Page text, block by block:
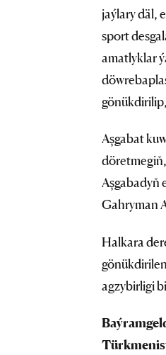
jaýlary däl,
sport
amatlyklar
Aşgabat
Aşgabadyň
Gahryman
Halkara
agzybirligi